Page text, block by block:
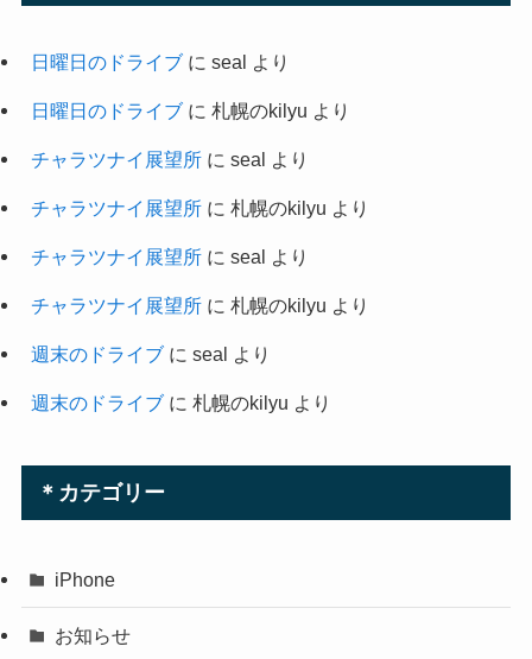
日曜日のドライブに seal より
日曜日のドライブに 札幌のkilyu より
チャラツナイ展望所に seal より
チャラツナイ展望所に 札幌のkilyu より
チャラツナイ展望所に seal より
チャラツナイ展望所に 札幌のkilyu より
週末のドライブに seal より
週末のドライブに 札幌のkilyu より
＊カテゴリー
iPhone
お知らせ